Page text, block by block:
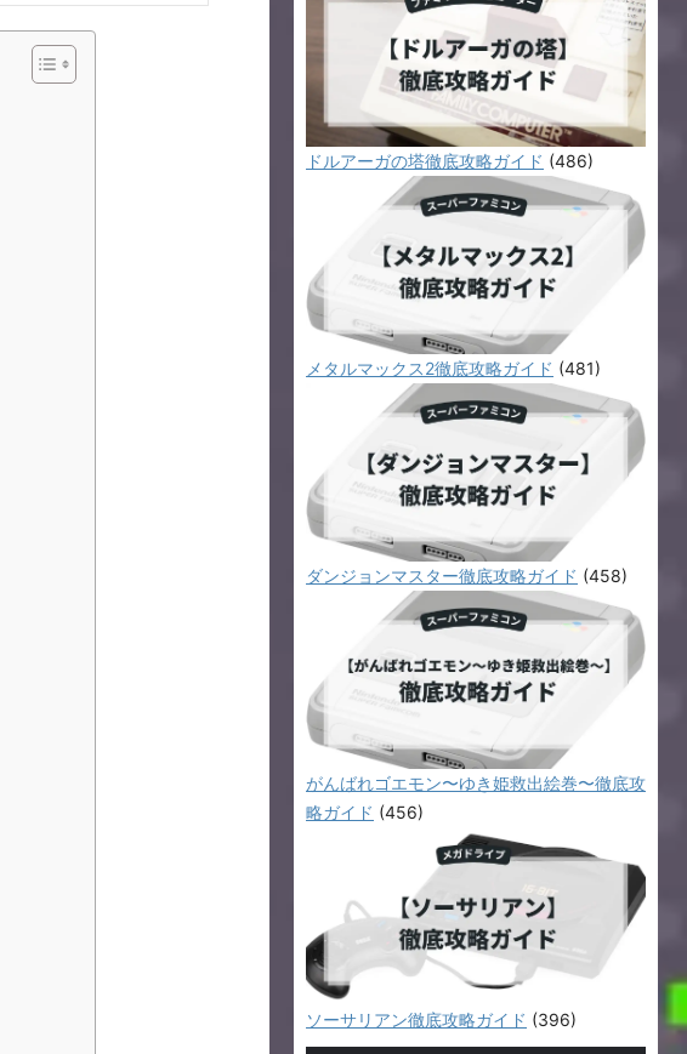
ドルアーガの塔徹底攻略ガイド (486)
メタルマックス2徹底攻略ガイド (481)
ダンジョンマスター徹底攻略ガイド (458)
がんばれゴエモン〜ゆき姫救出絵巻〜徹底攻
略ガイド (456)
ソーサリアン徹底攻略ガイド (396)